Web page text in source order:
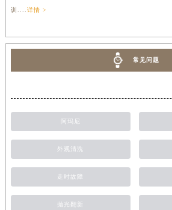
训.... 详情 >
常见问题
阿玛尼
外观清洗
走时故障
抛光翻新